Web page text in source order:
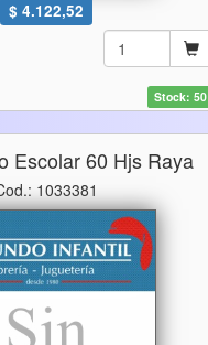
$ 4.122,52
Stock: 50
Escolar 60 Hjs Raya
1033381